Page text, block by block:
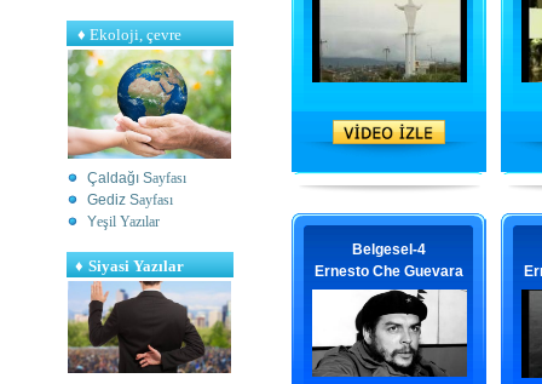
♦Ekoloji, çevre
Çaldağı Sayfası
Gediz Sayfası
Yeşil Yazılar
♦ Siyasi Yazılar
Belgesel-4
Ernesto Che Guevara